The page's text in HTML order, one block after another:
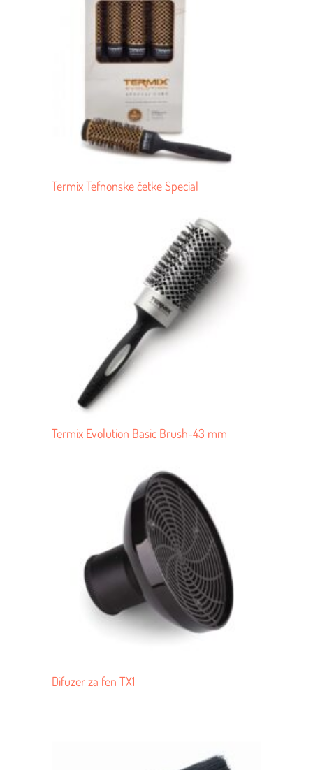
Termix Tefnonske četke Special
Termix Evolution Basic Brush-43 mm
Difuzer za fen TX1